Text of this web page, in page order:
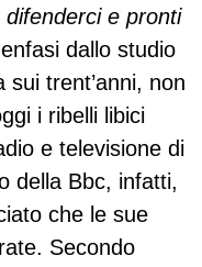
e pronti
dallo studio
trent’anni, non
i ribelli libici
e televisione di
della Bbc, infatti,
che le sue
Secondo